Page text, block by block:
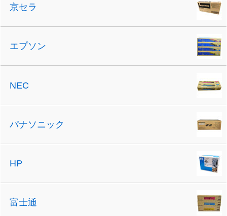
京セラ
エプソン
NEC
パナソニック
HP
富士通